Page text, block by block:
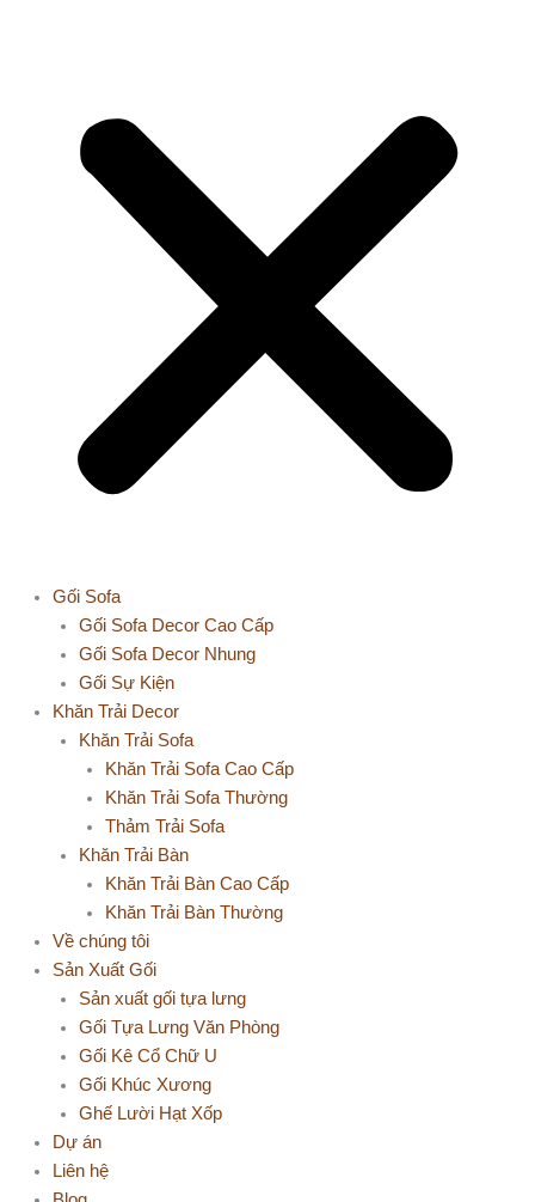
Gối Sofa
Gối Sofa Decor Cao Cấp
Gối Sofa Decor Nhung
Gối Sự Kiện
Khăn Trải Decor
Khăn Trải Sofa
Khăn Trải Sofa Cao Cấp
Khăn Trải Sofa Thường
Thảm Trải Sofa
Khăn Trải Bàn
Khăn Trải Bàn Cao Cấp
Khăn Trải Bàn Thường
Về chúng tôi
Sản Xuất Gối
Sản xuất gối tựa lưng
Gối Tựa Lưng Văn Phòng
Gối Kê Cổ Chữ U
Gối Khúc Xương
Ghế Lười Hạt Xốp
Dự án
Liên hệ